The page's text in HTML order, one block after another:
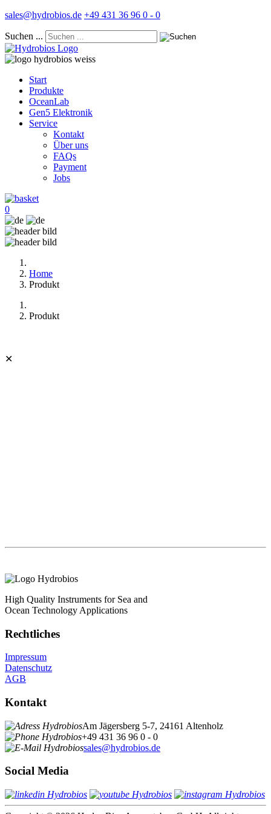
sales@hydrobios.de +49 431 36 96 0 - 0
Suchen ...
Start
Produkte
OceanLab
Gen5 Elektronik
Service
Kontakt
Über uns
FAQs
Payment
Jobs
0
Home
Produkt
Produkt
✕
High Quality Instruments for Sea and
Ocean Technology Applications
Rechtliches
Impressum
Datenschutz
AGB
Kontakt
Am Jägersberg 5-7, 24161 Altenholz
+49 431 36 96 0 - 0
sales@hydrobios.de
Social Media